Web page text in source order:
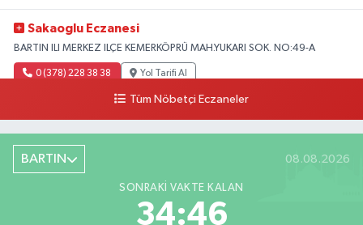
Sakaoglu Eczanesi
BARTIN ILI MERKEZ ILÇE KEMERKÖPRÜ MAH.YUKARI SOK. NO:49-A
0 (378) 228 38 38 Yol Tarifi Al
Tüm Nöbetçi Eczaneler
BARTIN 08.08.2026
SONRAKI VAKTE KALAN
34:45